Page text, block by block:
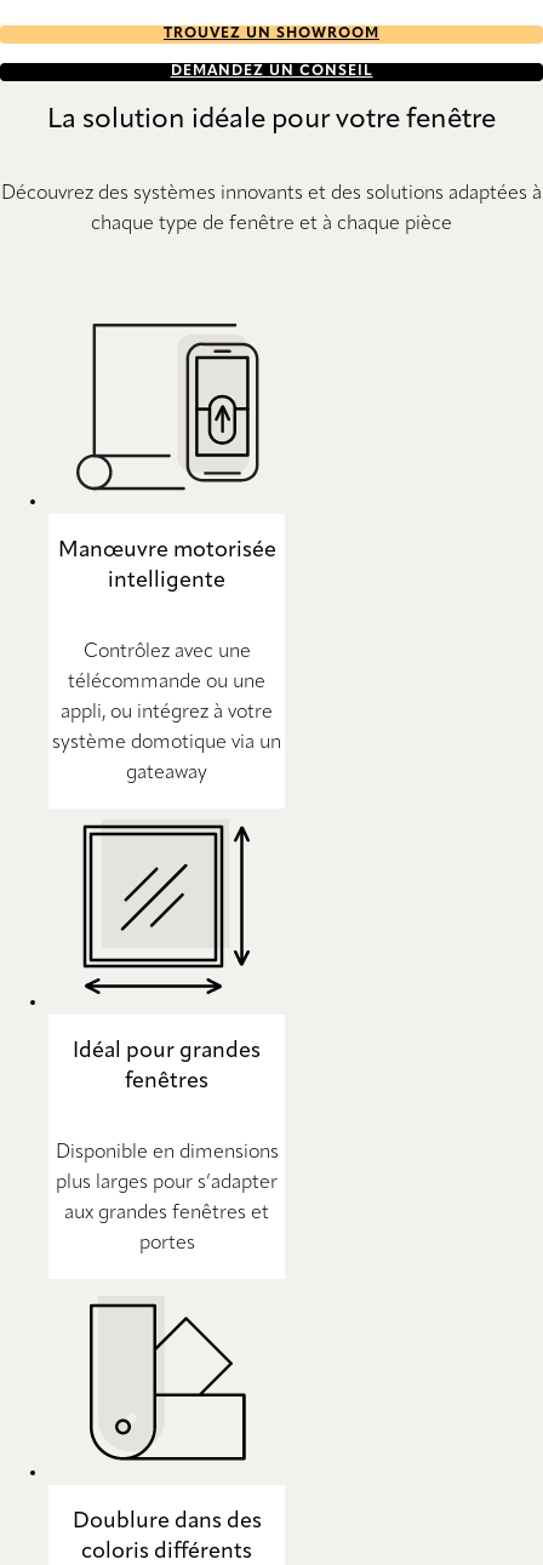
TROUVEZ UN SHOWROOM
DEMANDEZ UN CONSEIL
La solution idéale pour votre fenêtre
Découvrez des systèmes innovants et des solutions adaptées à
chaque type de fenêtre et à chaque pièce
Manœuvre motorisée
intelligente
Contrôlez avec une
télécommande ou une
appli, ou intégrez à votre
système domotique via un
gateaway
Idéal pour grandes
fenêtres
Disponible en dimensions
plus larges pour s’adapter
aux grandes fenêtres et
portes
Doublure dans des
coloris différents